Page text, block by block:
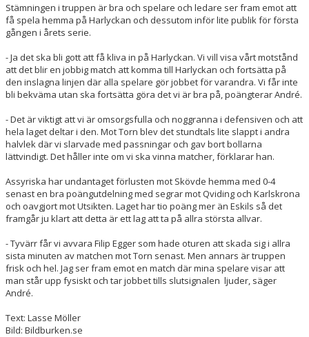
Stämningen i truppen är bra och spelare och ledare ser fram emot att
få spela hemma på Harlyckan och dessutom inför lite publik för första
gången i årets serie.
- Ja det ska bli gott att få kliva in på Harlyckan. Vi vill visa vårt motstånd
att det blir en jobbig match att komma till Harlyckan och fortsätta på
den inslagna linjen där alla spelare gör jobbet för varandra. Vi får inte
bli bekväma utan ska fortsätta göra det vi är bra på, poängterar André.
- Det är viktigt att vi är omsorgsfulla och noggranna i defensiven och att
hela laget deltar i den. Mot Torn blev det stundtals lite slappt i andra
halvlek där vi slarvade med passningar och gav bort bollarna
lättvindigt. Det håller inte om vi ska vinna matcher, förklarar han.
Assyriska har undantaget förlusten mot Skövde hemma med 0-4
senast en bra poängutdelning med segrar mot Qviding och Karlskrona
och oavgjort mot Utsikten. Laget har tio poäng mer än Eskils så det
framgår ju klart att detta är ett lag att ta på allra största allvar.
- Tyvärr får vi avvara Filip Egger som hade oturen att skada sig i allra
sista minuten av matchen mot Torn senast. Men annars är truppen
frisk och hel. Jag ser fram emot en match där mina spelare visar att
man står upp fysiskt och tar jobbet tills slutsignalen ljuder, säger
André.
Text: Lasse Möller
Bild: Bildburken.se